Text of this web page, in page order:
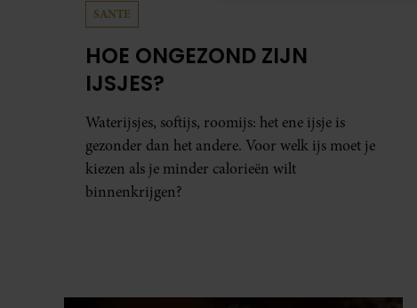
SANTE
HOE ONGEZOND ZIJN
IJSJES?
Waterijsjes, softijs, roomijs: het ene ijsje is
gezonder dan het andere. Voor welk ijs moet je
kiezen als je minder calorieën wilt
binnenkrijgen?